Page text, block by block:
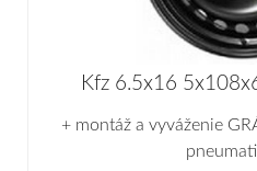
Kfz 6.5x16
+ montáž a vyváženie